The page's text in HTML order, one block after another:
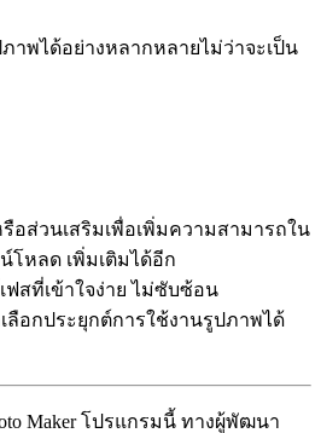
าพได้อย่างหลากหลายไม่ว่าจะเป็น
อส่วนเสริมเพื่อเพิ่มความสามารถใน
โหลด เพิ่มเติมได้อีก
ฟสที่เข้าใจง่าย ไม่ซับซ้อน
ลือกประยุกต์การใช้งานรูปภาพได้
Maker โปรแกรมนี้ ทางผู้พัฒนา